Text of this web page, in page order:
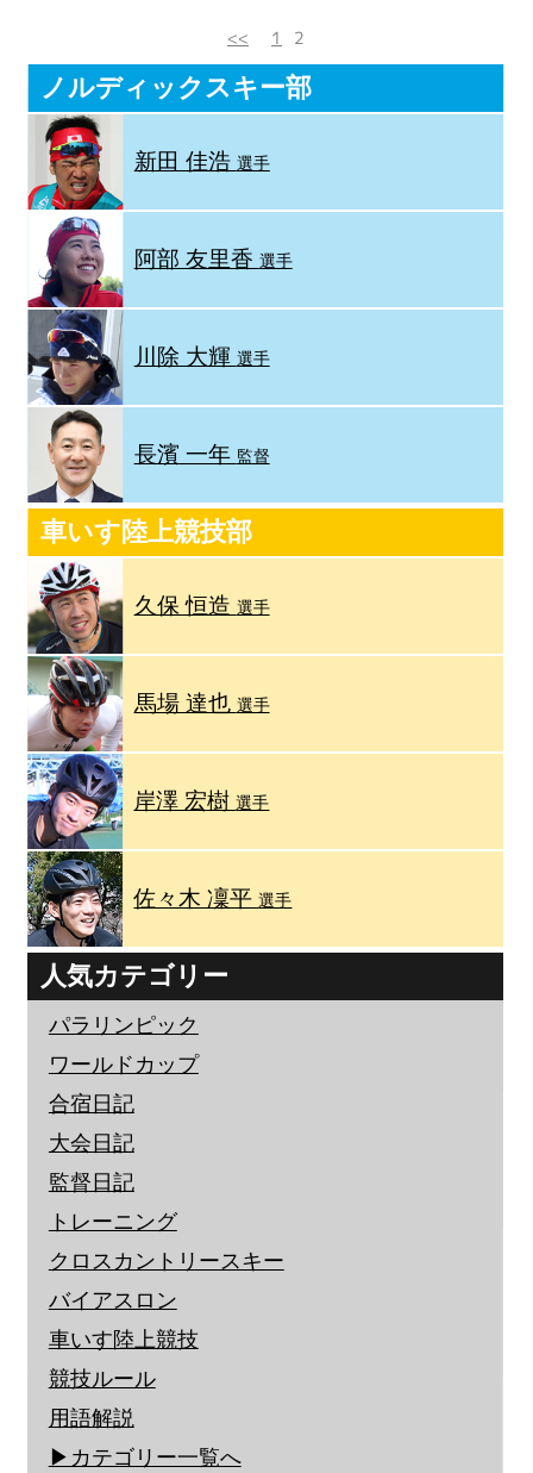
<< 1 2
ノルディックスキー部
新田 佳浩 選手
阿部 友里香 選手
川除 大輝 選手
長濱 一年 監督
車いす陸上競技部
久保 恒造 選手
馬場 達也 選手
岸澤 宏樹選手
佐々木 凜平選手
人気カテゴリー
パラリンピック
ワールドカップ
合宿日記
大会日記
監督日記
トレーニング
クロスカントリースキー
バイアスロン
車いす陸上競技
競技ルール
用語解説
▶︎カテゴリー一覧へ